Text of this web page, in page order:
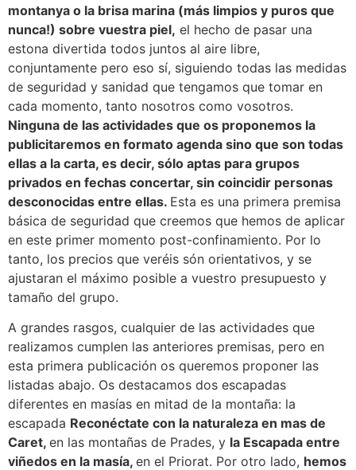
montanya o la brisa marina (más limpios y puros que
nunca!) sobre vuestra piel, el hecho de pasar una
estona divertida todos juntos al aire libre,
conjuntamente pero eso sí, siguiendo todas las medidas
de seguridad y sanidad que tengamos que tomar en
cada momento, tanto nosotros como vosotros.
Ninguna de las actividades que os proponemos la
publicitaremos en formato agenda sino que son todas
ellas a la carta, es decir, sólo aptas para grupos
privados en fechas concertar, sin coincidir personas
desconocidas entre ellas. Esta es una primera premisa
básica de seguridad que creemos que hemos de aplicar
en este primer momento post-confinamiento. Por lo
tanto, los precios que veréis són orientativos, y se
ajustaran el máximo posible a vuestro presupuesto y
tamaño del grupo.
A grandes rasgos, cualquier de las actividades que
realizamos cumplen las anteriores premisas, pero en
esta primera publicación os queremos proponer las
listadas abajo. Os destacamos dos escapadas
diferentes en masías en mitad de la montaña: la
escapada Reconéctate con la naturaleza en mas de
Caret, en las montañas de Prades, y la Escapada entre
viñedos en la masía, en el Priorat. Por otro lado, hemos